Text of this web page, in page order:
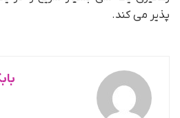
پذیر می کند.